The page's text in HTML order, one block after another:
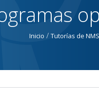
Inicio / Tutorías de NMS